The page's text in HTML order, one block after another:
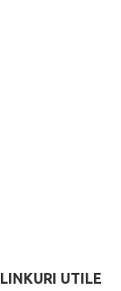
LINKURI UTILE